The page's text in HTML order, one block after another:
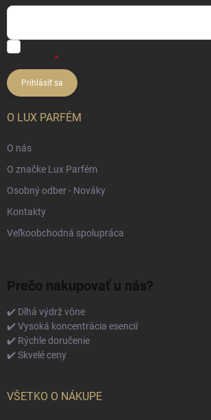
Prihlásiť sa
O LUX PARFÉM
O nás
O značke Lux Parfém
Osobný odber - Nováky
Kontakty
Veľkoobchodná spolupráca
Prečo nakupovať u nás?
✔️ Dlhá výdrž vône
✔️ Vysoká koncentrácia esencií
✔️ Rýchle doručenie
✔️ Skvelé ceny
VŠETKO O NÁKUPE